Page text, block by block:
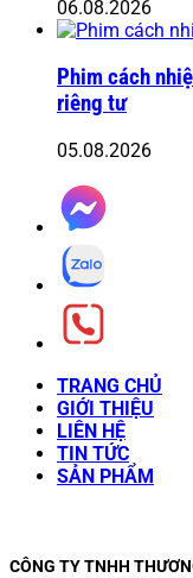
06.08.2026
Phim cách
riêng tư
05.08.2026
TRANG CHỦ
GIỚI THIỆU
LIÊN HỆ
TIN TỨC
SẢN PHẨM
CÔNG TY TNHH